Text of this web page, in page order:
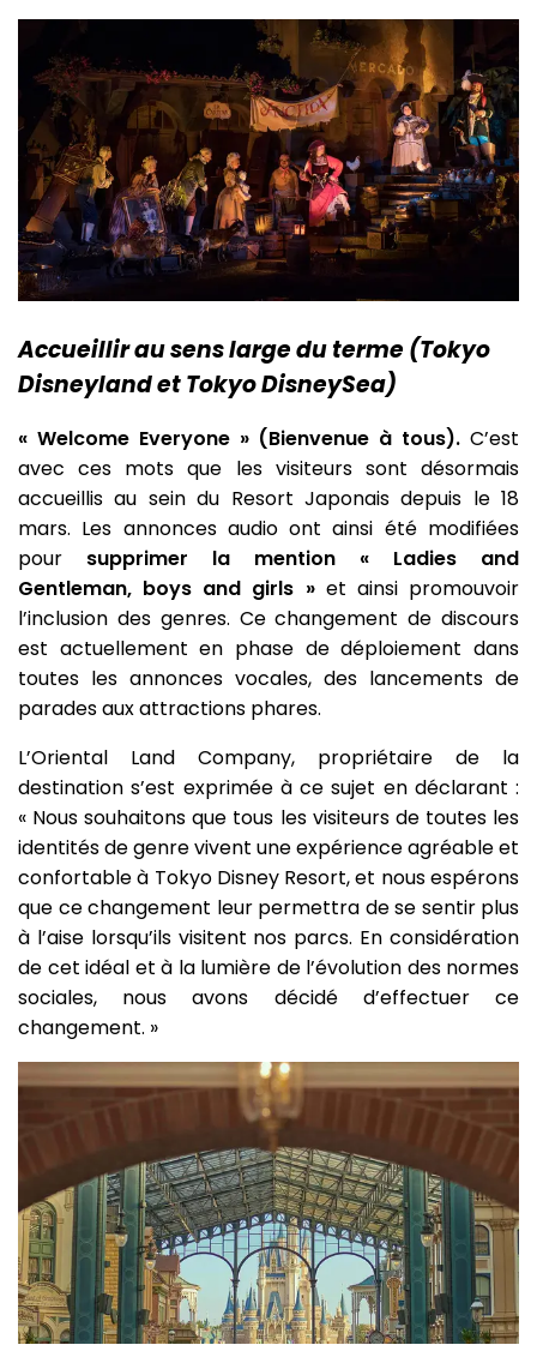
Accueillir au sens large du terme (Tokyo
Disneyland et Tokyo DisneySea)
« Welcome Everyone » (Bienvenue à tous). C’est
avec ces mots que les visiteurs sont désormais
accueillis au sein du Resort Japonais depuis le 18
mars. Les annonces audio ont ainsi été modifiées
pour supprimer la mention « Ladies and
Gentleman, boys and girls »et ainsi promouvoir
l’inclusion des genres. Ce changement de discours
est actuellement en phase de déploiement dans
toutes les annonces vocales, des lancements de
parades aux attractions phares.
L’Oriental Land Company, propriétaire de la
destination s’est exprimée à ce sujet en déclarant :
« Nous souhaitons que tous les visiteurs de toutes les
identités de genre vivent une expérience agréable et
confortable à Tokyo Disney Resort, et nous espérons
que ce changement leur permettra de se sentir plus
à l’aise lorsqu’ils visitent nos parcs. En considération
de cet idéal et à la lumière de l’évolution des normes
sociales, nous avons décidé d’effectuer ce
changement. »